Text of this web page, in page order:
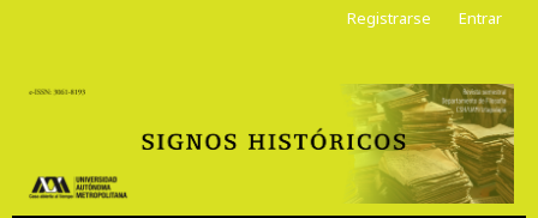
Registrarse Entrar